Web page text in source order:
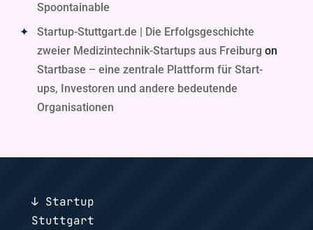
Spoontainable
Startup-Stuttgart.de | Die Erfolgsgeschichte
zweier Medizintechnik-Startups aus Freiburg on
Startbase – eine zentrale Plattform für Start-
ups, Investoren und andere bedeutende
Organisationen
↓ Startup
Stuttgart